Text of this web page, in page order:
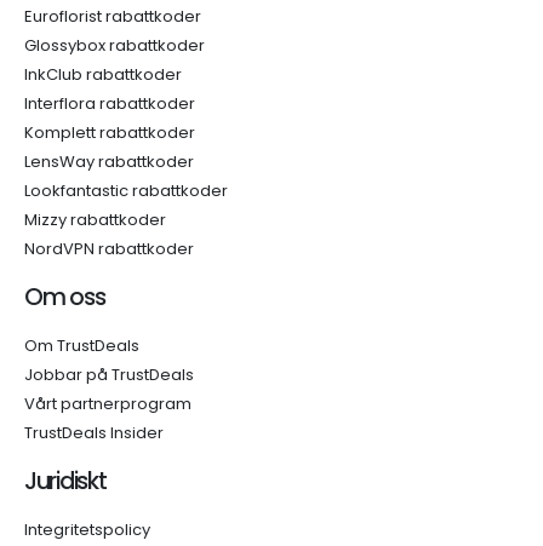
Euroflorist rabattkoder
Glossybox rabattkoder
InkClub rabattkoder
Interflora rabattkoder
Komplett rabattkoder
LensWay rabattkoder
Lookfantastic rabattkoder
Mizzy rabattkoder
NordVPN rabattkoder
Om oss
Om TrustDeals
Jobbar på TrustDeals
Vårt partnerprogram
TrustDeals Insider
Juridiskt
Integritetspolicy